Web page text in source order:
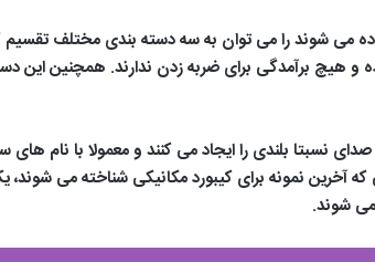
می شوند را می توان به سه دسته بندی مختلف
هیچ برآمدگی برای ضربه زدن ندارند. همچنین این
نسبتا بلندی را ایجاد می کنند و معمولا با نام
نمونه برای کیبورد مکانیکی شناخته می شوند،
شوند.